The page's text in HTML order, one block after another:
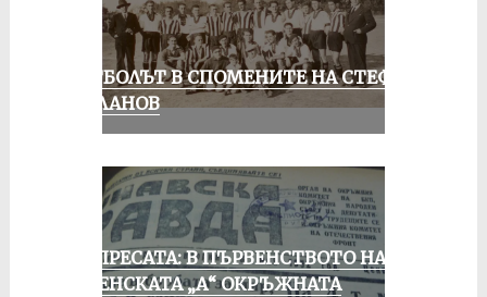
ФУТБОЛЪТ В СПОМЕНИТЕ НА СТЕФАН
МИЛАНОВ
ОТ ПРЕСАТА: В ПЪРВЕНСТВОТО НА
РУСЕНСКАТА „А“ ОКРЪЖНАТА